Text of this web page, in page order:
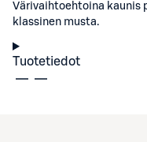
Värivaihtoehtoina kaunis
klassinen musta.
Tuotetiedot